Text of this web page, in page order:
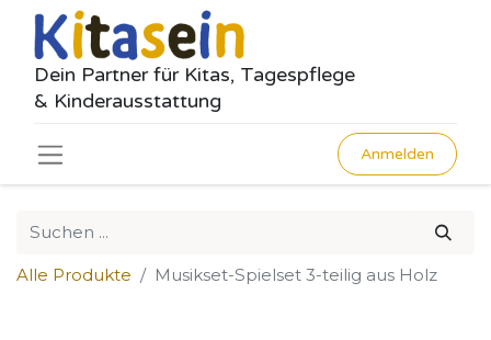
Dein Partner für Kitas, Tagespflege
& Kinderausstattung
Anmelden
Alle Produkte Musikset-Spielset 3-teilig aus Holz